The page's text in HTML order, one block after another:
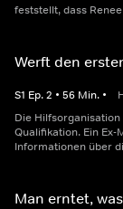
feststellt, dass
Werft den
S1 Ep.2 • 56 Min. •
Die
Qualifikation. Ein
Informationen über
Man erntet,